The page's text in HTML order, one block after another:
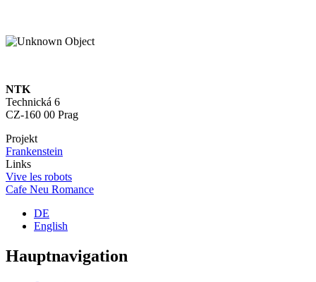
NTK
Technická 6
CZ-160 00 Prag
Projekt
Frankenstein
Links
Vive les robots
Cafe Neu Romance
DE
English
Hauptnavigation